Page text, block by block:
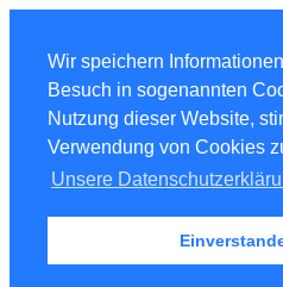
Wir speichern
Besuch in sogenannten
Nutzung dieser Website,
Verwendung von Cookies
Unsere